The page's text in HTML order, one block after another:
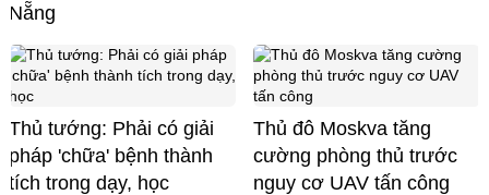
Nẵng
Thủ tướng: Phải có giải
pháp 'chữa' bệnh thành
tích trong dạy, học
Thủ đô Moskva tăng
cường phòng thủ trước
nguy cơ UAV tấn công